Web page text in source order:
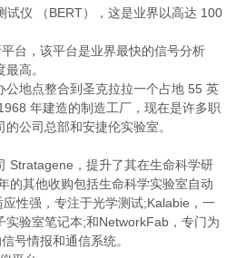
试仪 （BERT），这是业界以高达 100
台，该平台是业界最快的信号分析
高。
公地点整合到圣克拉拉一个占地 55 英
年建造的制造工厂，现在是许多职
公司总部和安捷伦实验室。
Stratagene，提升了其在生命科学研
的其他收购包括生命科学实验室自动
性强，专注于光学测试;Kalabie，一
实验室笔记本;和NetworkFab，专门为
号情报和通信系统。